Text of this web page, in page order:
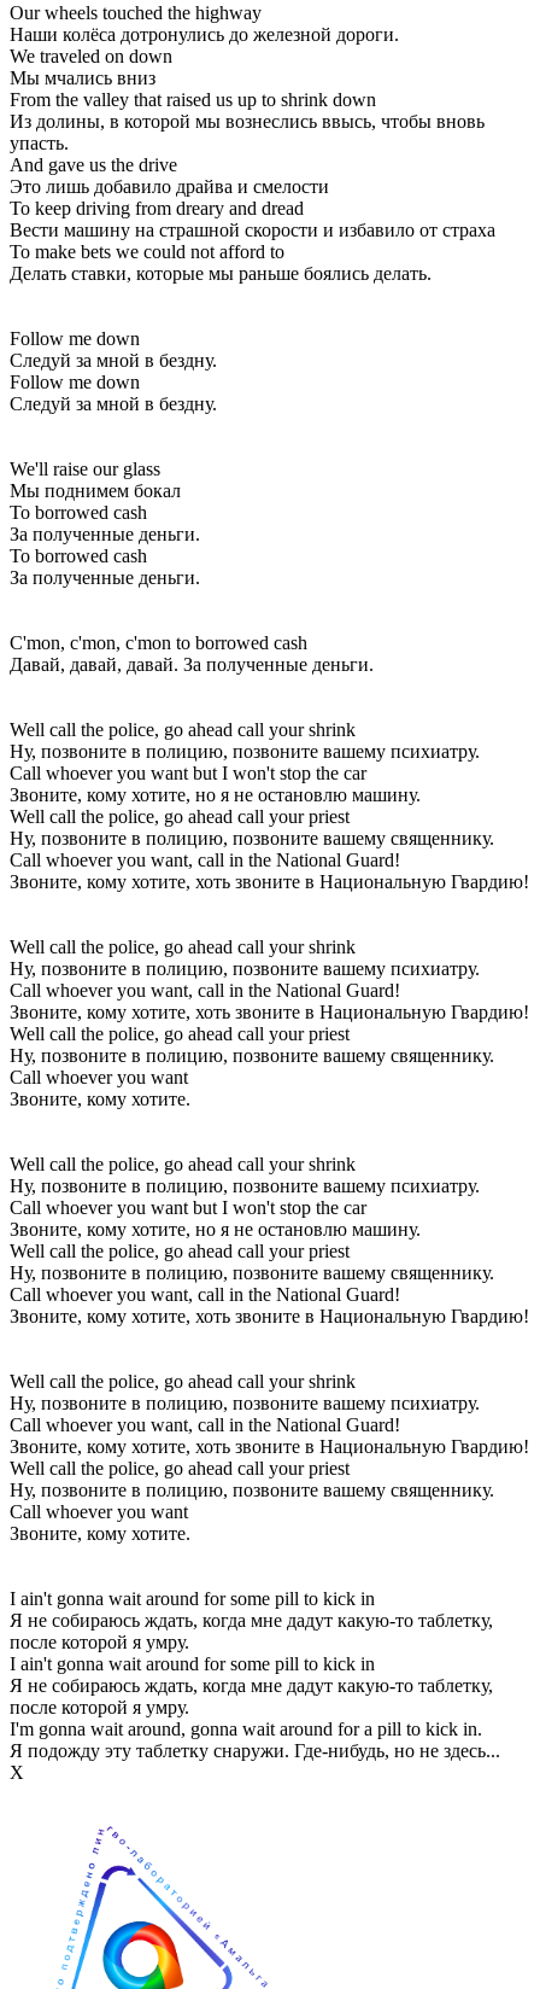
Our wheels touched the highway
Наши колёса дотронулись до железной дороги.
We traveled on down
Мы мчались вниз
From the valley that raised us up to shrink down
Из долины, в которой мы вознеслись ввысь, чтобы вновь
упасть.
And gave us the drive
Это лишь добавило драйва и смелости
To keep driving from dreary and dread
Вести машину на страшной скорости и избавило от страха
To make bets we could not afford to
Делать ставки, которые мы раньше боялись делать.
Follow me down
Следуй за мной в бездну.
Follow me down
Следуй за мной в бездну.
We'll raise our glass
Мы поднимем бокал
To borrowed cash
За полученные деньги.
To borrowed cash
За полученные деньги.
C'mon, c'mon, c'mon to borrowed cash
Давай, давай, давай. За полученные деньги.
Well call the police, go ahead call your shrink
Ну, позвоните в полицию, позвоните вашему психиатру.
Call whoever you want but I won't stop the car
Звоните, кому хотите, но я не остановлю машину.
Well call the police, go ahead call your priest
Ну, позвоните в полицию, позвоните вашему священнику.
Call whoever you want, call in the National Guard!
Звоните, кому хотите, хоть звоните в Национальную Гвардию!
Well call the police, go ahead call your shrink
Ну, позвоните в полицию, позвоните вашему психиатру.
Call whoever you want, call in the National Guard!
Звоните, кому хотите, хоть звоните в Национальную Гвардию!
Well call the police, go ahead call your priest
Ну, позвоните в полицию, позвоните вашему священнику.
Call whoever you want
Звоните, кому хотите.
Well call the police, go ahead call your shrink
Ну, позвоните в полицию, позвоните вашему психиатру.
Call whoever you want but I won't stop the car
Звоните, кому хотите, но я не остановлю машину.
Well call the police, go ahead call your priest
Ну, позвоните в полицию, позвоните вашему священнику.
Call whoever you want, call in the National Guard!
Звоните, кому хотите, хоть звоните в Национальную Гвардию!
Well call the police, go ahead call your shrink
Ну, позвоните в полицию, позвоните вашему психиатру.
Call whoever you want, call in the National Guard!
Звоните, кому хотите, хоть звоните в Национальную Гвардию!
Well call the police, go ahead call your priest
Ну, позвоните в полицию, позвоните вашему священнику.
Call whoever you want
Звоните, кому хотите.
I ain't gonna wait around for some pill to kick in
Я не собираюсь ждать, когда мне дадут какую-то таблетку,
после которой я умру.
I ain't gonna wait around for some pill to kick in
Я не собираюсь ждать, когда мне дадут какую-то таблетку,
после которой я умру.
I'm gonna wait around, gonna wait around for a pill to kick in.
Я подожду эту таблетку снаружи. Где-нибудь, но не здесь...
Х